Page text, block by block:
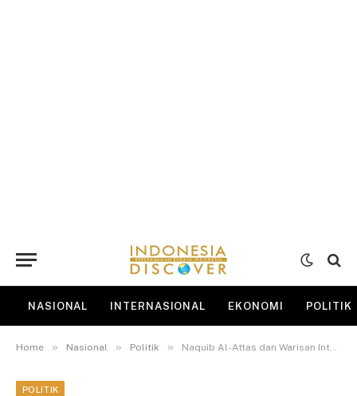
NASIONAL INTERNASIONAL EKONOMI POLITIK
Home » Nasional » Politik » Naquib Al-Attas dan Warisan Intelektual untuk Peradaban Islam Modern
POLITIK